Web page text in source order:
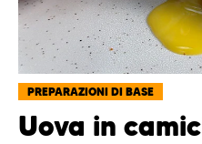
PREPARAZIONI DI BASE
Uova in